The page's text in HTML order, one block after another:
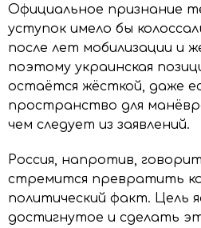
Официальное признание
уступок имело бы
после лет мобилизации и
поэтому украинская
остаётся жёсткой, даже
пространство для
чем следует из заявлений.
Россия, напротив,
стремится превратить
политический факт. Цель
достигнутое и сделать